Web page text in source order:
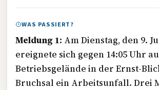
WAS PASSIERT?
Meldung 1: Am Dienstag, den 9.
ereignete sich gegen 14:05 Uhr
Betriebsgelände in der Ernst-
Bruchsal ein Arbeitsunfall. Drei